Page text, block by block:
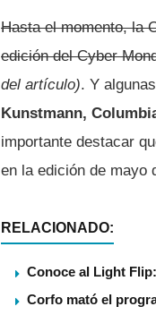
Hasta el momento, la
edición del Cyber
del artículo). Y
Kunstmann,
importante destacar
en la edición de mayo
RELACIONADO:
Conoce al Light
Corfo mató el